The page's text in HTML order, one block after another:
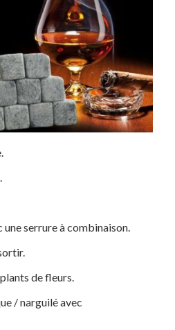
une serrure à combinaison.
de fleurs.
/ narguilé avec